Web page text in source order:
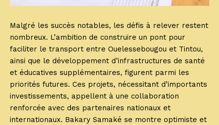
Malgré les succès notables, les défis à relever restent
nombreux. L’ambition de construire un pont pour
faciliter le transport entre Ouelessebougou et Tintou,
ainsi que le développement d’infrastructures de santé
et éducatives supplémentaires, figurent parmi les
priorités futures. Ces projets, nécessitant d’importants
investissements, appellent à une collaboration
renforcée avec des partenaires nationaux et
internationaux. Bakary Samaké se montre optimiste et